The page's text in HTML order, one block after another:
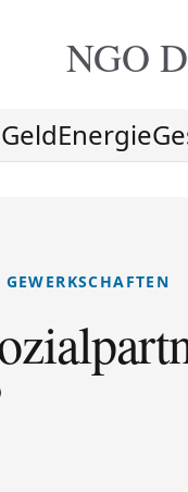
NGO
GeldEnergie